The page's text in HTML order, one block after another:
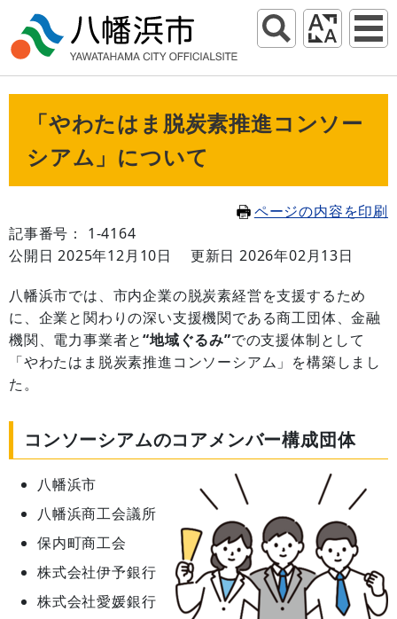
「やわたはま脱炭素推進コンソー
シアム」について
ページの内容を印刷
記事番号： 1-4164
公開日 2025年12月10日
更新日 2026年02月13日
八幡浜市では、市内企業の脱炭素経営を支援するため
に、企業と関わりの深い支援機関である商工団体、金融
機関、電力事業者と“地域ぐるみ”での支援体制として
「やわたはま脱炭素推進コンソーシアム」を構築しまし
た。
コンソーシアムのコアメンバー構成団体
八幡浜市
八幡浜商工会議所
保内町商工会
株式会社伊予銀行
株式会社愛媛銀行